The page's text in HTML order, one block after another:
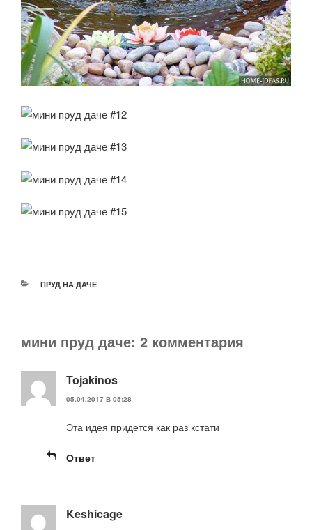
РУБРИКИ
ПРУД НА ДАЧЕ
мини пруд даче: 2 комментария
Tojakinos
05.04.2017 В 05:28
Эта идея придется как раз кстати
Ответ
Keshicage